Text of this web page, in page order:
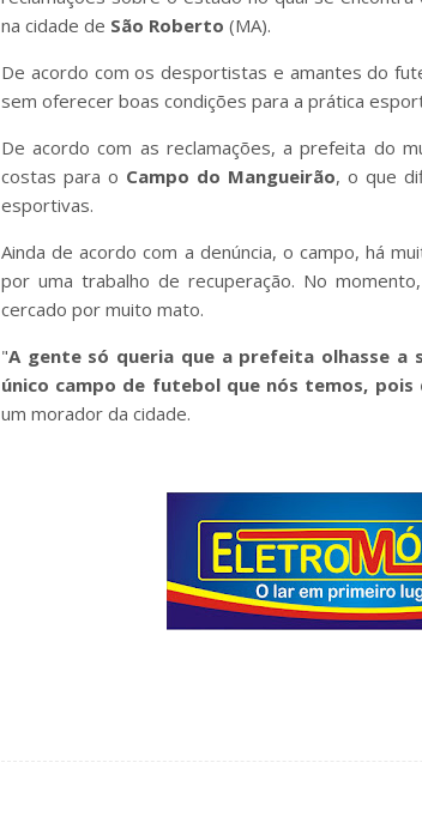
na cidade de São Roberto (MA).
De acordo com os desportistas e amantes do
sem oferecer boas condições para a prática
De acordo com as reclamações, a prefeita do
costas para o Campo do Mangueirão, o que
esportivas.
Ainda de acordo com a denúncia, o campo, há
por uma trabalho de recuperação. No
cercado por muito mato.
"A gente só queria que a prefeita olhasse a
único campo de futebol que nós temos,
um morador da cidade.